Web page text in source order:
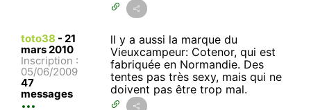
toto38 - 21
mars 2010
Inscription :
05/06/2009
47
messages
ll y a aussi la marque du
Vieuxcampeur: Cotenor, qui est
fabriquée en Normandie. Des
tentes pas très sexy, mais qui ne
doivent pas être trop mal.